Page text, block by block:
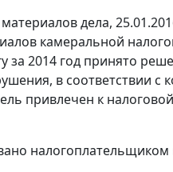
материалов дела,
камеральной
2014 год принято
в соответствии
привлечен к
налогоплательщиком